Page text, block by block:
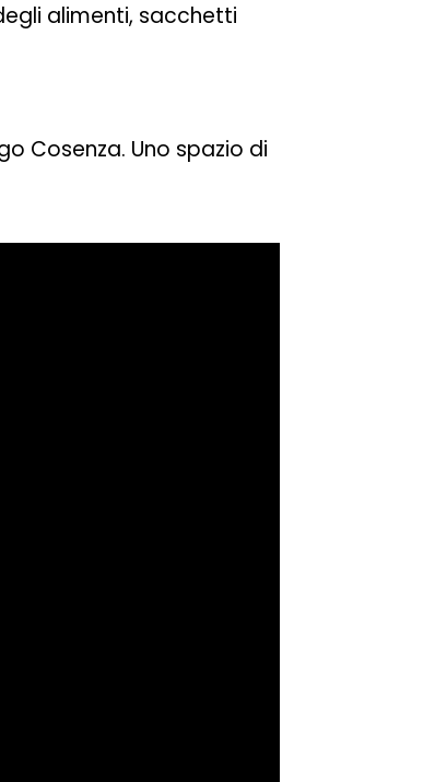
alimenti, sacchetti
Cosenza. Uno spazio di